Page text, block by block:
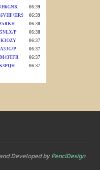
Developed by PenciDesign